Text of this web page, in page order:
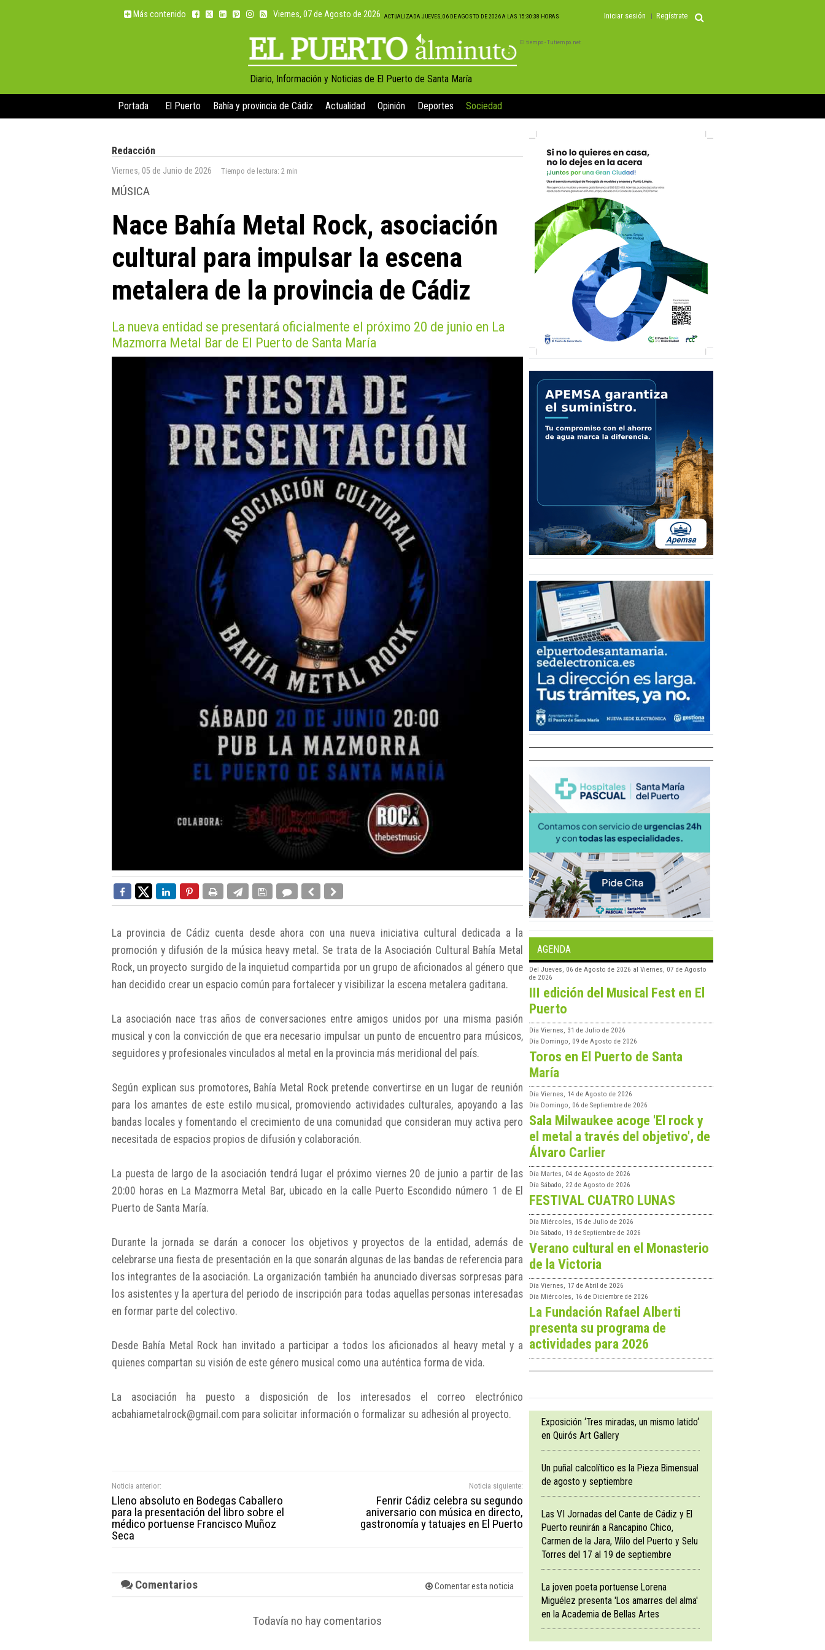
Más contenido Viernes, 07 de Agosto de 2026 ACTUALIZADA JUEVES, 06 DE AGOSTO DE 2026 A LAS 15:30:38 HORAS Iniciar sesión Regístrate
Diario, Información y Noticias de El Puerto de Santa María
El tiempo - Tutiempo.net
Portada El Puerto Bahía y provincia de Cádiz Actualidad Opinión Deportes Sociedad
Redacción
Viernes, 05 de Junio de 2026 Tiempo de lectura: 2 min
MÚSICA
Nace Bahía Metal Rock, asociación
cultural para impulsar la escena
metalera de la provincia de Cádiz
La nueva entidad se presentará oficialmente el próximo 20 de junio en La
Mazmorra Metal Bar de El Puerto de Santa María
La provincia de Cádiz cuenta desde ahora con una nueva iniciativa cultural dedicada a la
promoción y difusión de la música heavy metal. Se trata de la Asociación Cultural Bahía Metal
Rock, un proyecto surgido de la inquietud compartida por un grupo de aficionados al género que
han decidido crear un espacio común para fortalecer y visibilizar la escena metalera gaditana.
La asociación nace tras años de conversaciones entre amigos unidos por una misma pasión
musical y con la convicción de que era necesario impulsar un punto de encuentro para músicos,
seguidores y profesionales vinculados al metal en la provincia más meridional del país.
Según explican sus promotores, Bahía Metal Rock pretende convertirse en un lugar de reunión
para los amantes de este estilo musical, promoviendo actividades culturales, apoyando a las
bandas locales y fomentando el crecimiento de una comunidad que consideran muy activa pero
necesitada de espacios propios de difusión y colaboración.
La puesta de largo de la asociación tendrá lugar el próximo viernes 20 de junio a partir de las
20:00 horas en La Mazmorra Metal Bar, ubicado en la calle Puerto Escondido número 1 de El
Puerto de Santa María.
Durante la jornada se darán a conocer los objetivos y proyectos de la entidad, además de
celebrarse una fiesta de presentación en la que sonarán algunas de las bandas de referencia para
los integrantes de la asociación. La organización también ha anunciado diversas sorpresas para
los asistentes y la apertura del periodo de inscripción para todas aquellas personas interesadas
en formar parte del colectivo.
Desde Bahía Metal Rock han invitado a participar a todos los aficionados al heavy metal y a
quienes compartan su visión de este género musical como una auténtica forma de vida.
La asociación ha puesto a disposición de los interesados el correo electrónico
acbahiametalrock@gmail.com para solicitar información o formalizar su adhesión al proyecto.
Noticia anterior:
Lleno absoluto en Bodegas Caballero
para la presentación del libro sobre el
médico portuense Francisco Muñoz
Seca
Noticia siguiente:
Fenrir Cádiz celebra su segundo
aniversario con música en directo,
gastronomía y tatuajes en El Puerto
Comentarios Comentar esta noticia
Todavía no hay comentarios
AGENDA
Del Jueves, 06 de Agosto de 2026 al Viernes, 07 de Agosto
de 2026
III edición del Musical Fest en El
Puerto
Día Viernes, 31 de Julio de 2026
Día Domingo, 09 de Agosto de 2026
Toros en El Puerto de Santa
María
Día Viernes, 14 de Agosto de 2026
Día Domingo, 06 de Septiembre de 2026
Sala Milwaukee acoge 'El rock y
el metal a través del objetivo', de
Álvaro Carlier
Día Martes, 04 de Agosto de 2026
Día Sábado, 22 de Agosto de 2026
FESTIVAL CUATRO LUNAS
Día Miércoles, 15 de Julio de 2026
Día Sábado, 19 de Septiembre de 2026
Verano cultural en el Monasterio
de la Victoria
Día Viernes, 17 de Abril de 2026
Día Miércoles, 16 de Diciembre de 2026
La Fundación Rafael Alberti
presenta su programa de
actividades para 2026
Exposición ‘Tres miradas, un mismo latido‘
en Quirós Art Gallery
Un puñal calcolítico es la Pieza Bimensual
de agosto y septiembre
Las VI Jornadas del Cante de Cádiz y El
Puerto reunirán a Rancapino Chico,
Carmen de la Jara, Wilo del Puerto y Selu
Torres del 17 al 19 de septiembre
La joven poeta portuense Lorena
Miguélez presenta 'Los amarres del alma'
en la Academia de Bellas Artes